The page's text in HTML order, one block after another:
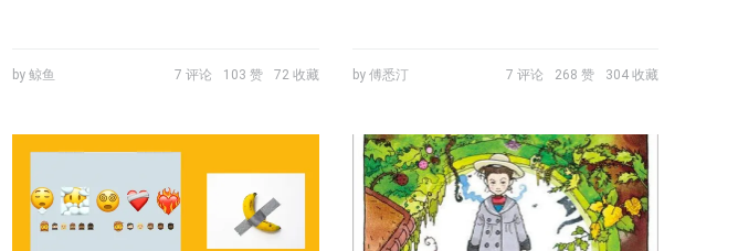
by 鲸鱼 7 评论 103 赞 72 收藏 by 傅悉汀 7 评论 268 赞 304 收藏